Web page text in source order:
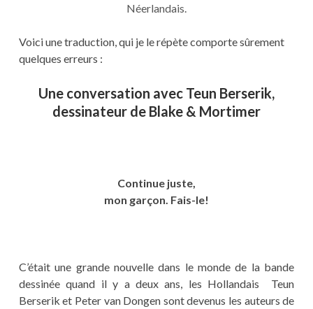
Néerlandais.
Voici une traduction, qui je le répète comporte sûrement
quelques erreurs :
Une conversation avec Teun Berserik,
dessinateur de Blake & Mortimer
Continue juste,
mon garçon. Fais-le!
C’était une grande nouvelle dans le monde de la bande
dessinée quand il y a deux ans, les Hollandais Teun
Berserik et Peter van Dongen sont devenus les auteurs de